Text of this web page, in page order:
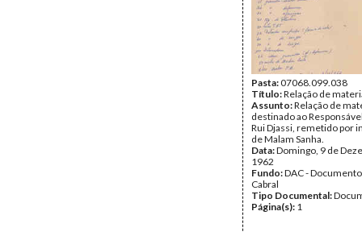
Pasta:07068.099.038
Título:Relação de
Assunto:Relação de
destinado ao
Rui Djassi, remetido por
de Malam Sanha.
Data:Domingo, 9 de
1962
Fundo:DAC -
Cabral
Tipo Documental:
Página(s): 1